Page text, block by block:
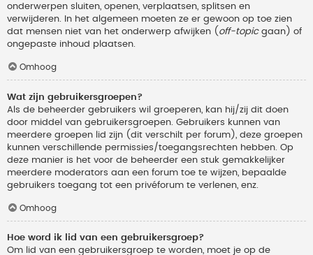
onderwerpen sluiten, openen, verplaatsen, splitsen en
verwijderen. In het algemeen moeten ze er gewoon op toe zien
dat mensen niet van het onderwerp afwijken ( off-topicgaan) of
ongepaste inhoud plaatsen.
Omhoog
Wat zijn gebruikersgroepen?
Als de beheerder gebruikers wil groeperen, kan hij/zij dit doen
door middel van gebruikersgroepen. Gebruikers kunnen van
meerdere groepen lid zijn (dit verschilt per forum), deze groepen
kunnen verschillende permissies/toegangsrechten hebben. Op
deze manier is het voor de beheerder een stuk gemakkelijker
meerdere moderators aan een forum toe te wijzen, bepaalde
gebruikers toegang tot een privéforum te verlenen, enz.
Omhoog
Hoe word ik lid van een gebruikersgroep?
Om lid van een gebruikersgroep te worden, moet je op de